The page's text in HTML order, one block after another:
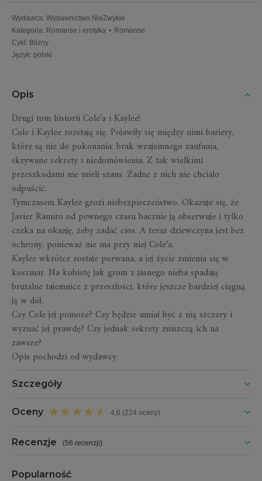
Wydawca: Wydawnictwo NieZwykłe
Kategoria: Romanse i erotyka • Romanse
Cykl : Blizny
Język: polski
Opis
Drugi tom historii Cole’a i Kaylee!
Cole i Kaylee rozstają się. Pojawiły się między nimi bariery,
które są nie do pokonania: brak wzajemnego zaufania,
skrywane sekrety i niedomówienia. Z tak wielkimi
przeszkodami nie mieli szans. Żadne z nich nie chciało
odpuścić.
Tymczasem Kaylee grozi niebezpieczeństwo. Okazuje się, że
Javier Ramiro od pewnego czasu bacznie ją obserwuje i tylko
czeka na okazję, żeby zadać cios. A teraz dziewczyna jest bez
ochrony, ponieważ nie ma przy niej Cole’a.
Kaylee wkrótce zostaje porwana, a jej życie zmienia się w
koszmar. Na kobietę jak grom z jasnego nieba spadają
brutalne tajemnice z przeszłości, które jeszcze bardziej ciągną
ją w dół.
Czy Cole jej pomoże? Czy będzie umiał być z nią szczery i
wyznać jej prawdę? Czy jednak sekrety zniszczą ich na
zawsze?
Opis pochodzi od wydawcy.
Szczegóły
Oceny 4,6 (224 oceny)
Recenzje (56 recenzji)
Popularność